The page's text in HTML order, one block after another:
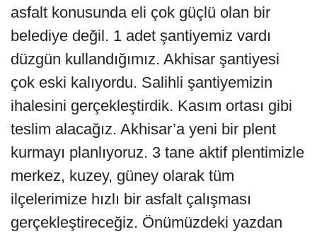
asfalt konusunda eli çok güçlü olan bir
belediye değil. 1 adet şantiyemiz vardı
düzgün kullandığımız. Akhisar şantiyesi
çok eski kalıyordu. Salihli şantiyemizin
ihalesini gerçekleştirdik. Kasım ortası gibi
teslim alacağız. Akhisar’a yeni bir plent
kurmayı planlıyoruz. 3 tane aktif plentimizle
merkez, kuzey, güney olarak tüm
ilçelerimize hızlı bir asfalt çalışması
gerçekleştireceğiz. Önümüzdeki yazdan